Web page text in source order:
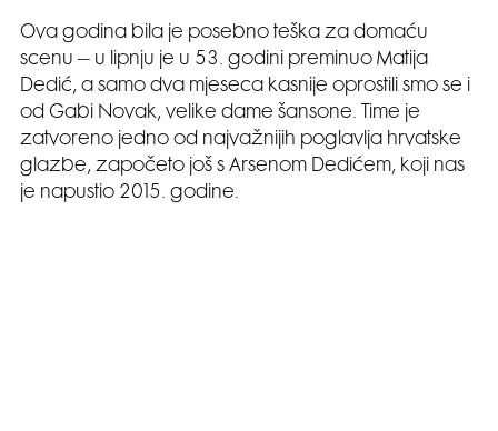
Ova godina bila je posebno teška za domaću
scenu – u lipnju je u 53. godini preminuo Matija
Dedić, a samo dva mjeseca kasnije oprostili smo se i
od Gabi Novak, velike dame šansone. Time je
zatvoreno jedno od najvažnijih poglavlja hrvatske
glazbe, započeto još s Arsenom Dedićem, koji nas
je napustio 2015. godine.